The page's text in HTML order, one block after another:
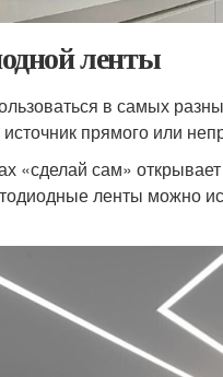
ленты
в самых
прямого или
«сделай сам»
ленты можно